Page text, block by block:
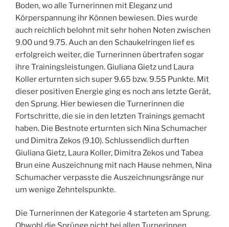
Boden, wo alle Turnerinnen mit Eleganz und
Körperspannung ihr Können bewiesen. Dies wurde
auch reichlich belohnt mit sehr hohen Noten zwischen
9.00 und 9.75. Auch an den Schaukelringen lief es
erfolgreich weiter, die Turnerinnen übertrafen sogar
ihre Trainingsleistungen. Giuliana Gietz und Laura
Koller erturnten sich super 9.65 bzw. 9.55 Punkte. Mit
dieser positiven Energie ging es noch ans letzte Gerät,
den Sprung. Hier bewiesen die Turnerinnen die
Fortschritte, die sie in den letzten Trainings gemacht
haben. Die Bestnote erturnten sich Nina Schumacher
und Dimitra Zekos (9.10). Schlussendlich durften
Giuliana Gietz, Laura Koller, Dimitra Zekos und Tabea
Brun eine Auszeichnung mit nach Hause nehmen, Nina
Schumacher verpasste die Auszeichnungsränge nur
um wenige Zehntelspunkte.
Die Turnerinnen der Kategorie 4 starteten am Sprung.